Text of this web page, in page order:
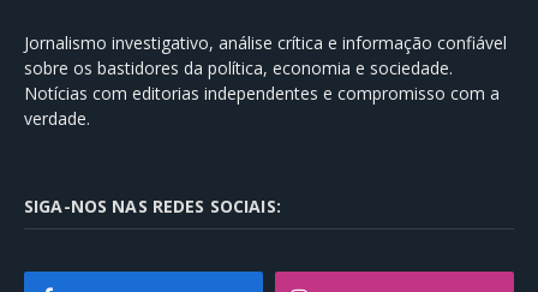
Jornalismo investigativo, análise crítica e informação confiável
sobre os bastidores da política, economia e sociedade.
Notícias com editorias independentes e compromisso com a
verdade.
SIGA-NOS NAS REDES SOCIAIS: